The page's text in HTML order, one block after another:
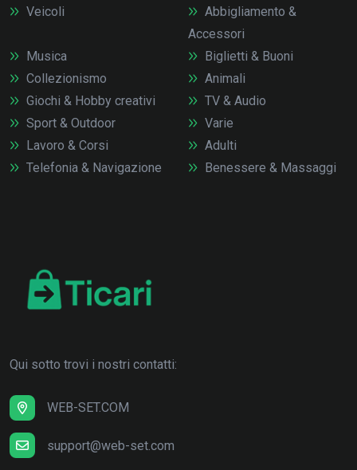
Veicoli
Abbigliamento &
Accessori
Musica
Collezionismo
Giochi & Hobby creativi
Sport & Outdoor
Lavoro & Corsi
Telefonia & Navigazione
Biglietti & Buoni
Animali
TV & Audio
Varie
Adulti
Benessere & Massaggi
Qui sotto trovi i nostri contatti:
WEB-SET.COM
support@web-set.com